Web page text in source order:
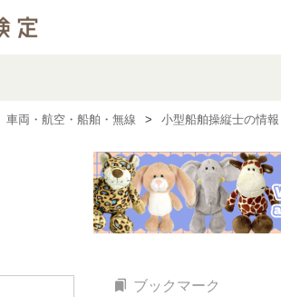
車両・航空・船舶・無線 小型船舶操縦士の情
bookmarks ブックマーク